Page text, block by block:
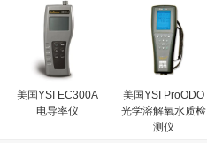
美国YSI EC300A
电导率仪
美国YSI ProODO
光学溶解氧水质检
测仪